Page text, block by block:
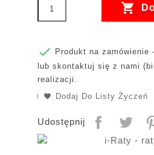


Produkt na
lub skontaktuj się z nami (
realizacji.
Dodaj Do Listy Życzeń
Udostępnij